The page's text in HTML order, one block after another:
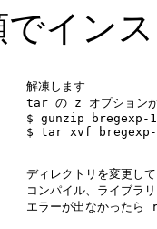
イン
凍します
tar の z オプションが
$ gunzip bregexp-
$ tar xvf
レクトリを変更して
ル、ライブラリを
出なかったら root